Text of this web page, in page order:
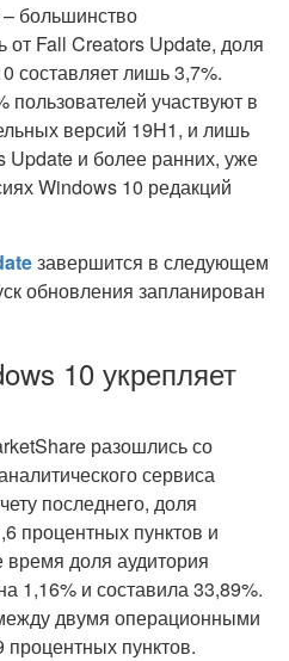
большинство
от Fall Creators Update, доля
составляет лишь 3,7%.
пользователей участвуют в
версий 19H1, и лишь
Update и более ранних, уже
Windows 10 редакций
завершится в следующем
обновления запланирован
10 укрепляет
разошлись со
сервиса
последнего, доля
процентных пунктов и
доля аудитория
1,16% и составила 33,89%.
двумя операционными
процентных пунктов.